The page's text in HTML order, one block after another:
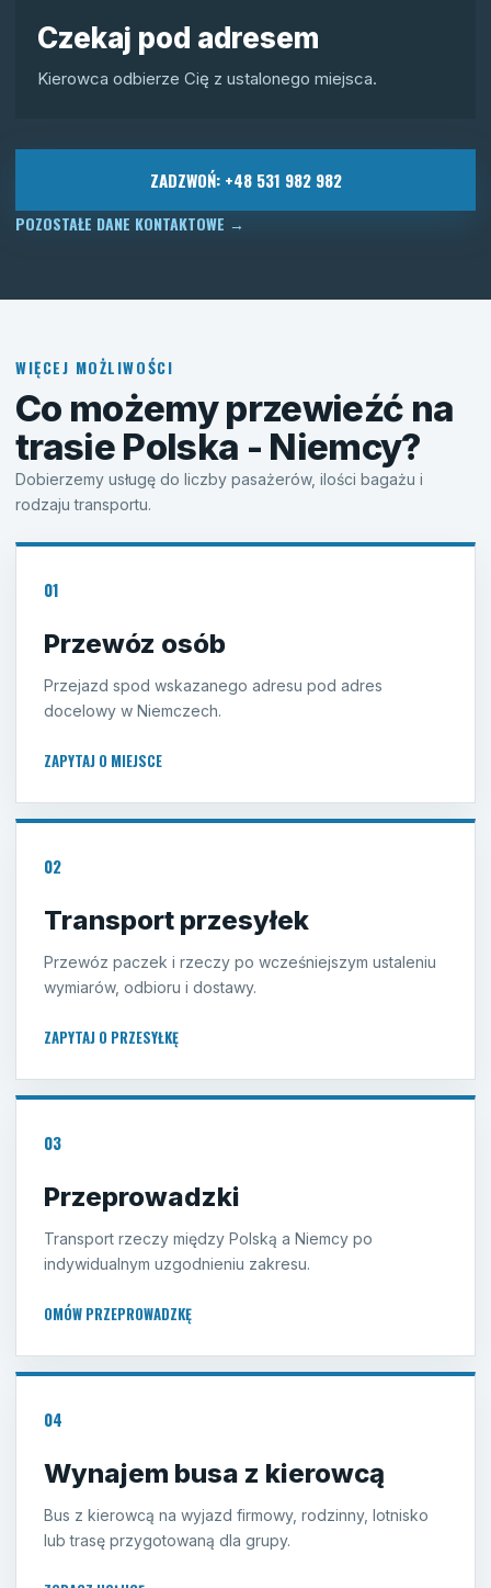
Czekaj pod adresem
Kierowca odbierze Cię z ustalonego miejsca.
ZADZWOŃ: +48 531 982 982
POZOSTAŁE DANE KONTAKTOWE →
WIĘCEJ MOŻLIWOŚCI
Co możemy przewieźć na
trasie Polska - Niemcy?
Dobierzemy usługę do liczby pasażerów, ilości bagażu i
rodzaju transportu.
01
Przewóz osób
Przejazd spod wskazanego adresu pod adres
docelowy w Niemczech.
ZAPYTAJ O MIEJSCE
02
Transport przesyłek
Przewóz paczek i rzeczy po wcześniejszym ustaleniu
wymiarów, odbioru i dostawy.
ZAPYTAJ O PRZESYŁKĘ
03
Przeprowadzki
Transport rzeczy między Polską a Niemcy po
indywidualnym uzgodnieniu zakresu.
OMÓW PRZEPROWADZKĘ
04
Wynajem busa z kierowcą
Bus z kierowcą na wyjazd firmowy, rodzinny, lotnisko
lub trasę przygotowaną dla grupy.